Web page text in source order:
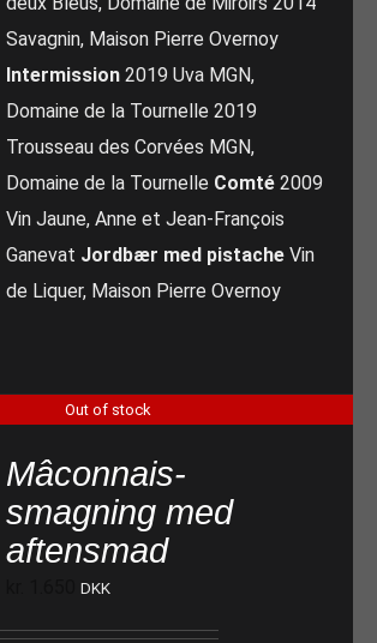
Savagnin, Maison Pierre Overnoy
Intermission 2019 Uva MGN,
Domaine de la Tournelle 2019
Trousseau des Corvées MGN,
Domaine de la Tournelle Comté 2009
Vin Jaune, Anne et Jean-François
Ganevat Jordbær med pistache Vin
de Liquer, Maison Pierre Overnoy
Out of stock
Mâconnais-
smagning med
aftensmad
DKK